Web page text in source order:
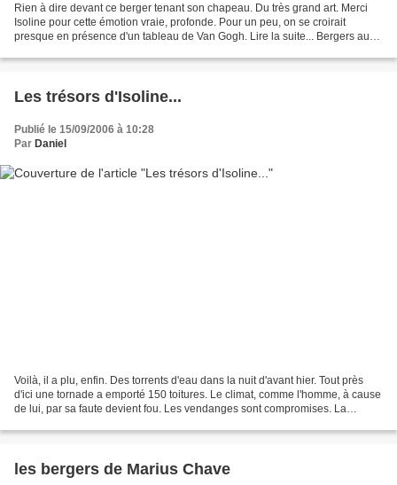
Rien à dire devant ce berger tenant son chapeau. Du très grand art. Merci
Isoline pour cette émotion vraie, profonde. Pour un peu, on se croirait
presque en présence d'un tableau de Van Gogh. Lire la suite... Bergers au
Les trésors d'Isoline...
Publié le 15/09/2006 à 10:28
Par Daniel
Voilà, il a plu, enfin. Des torrents d'eau dans la nuit d'avant hier. Tout près
d'ici une tornade a emporté 150 toitures. Le climat, comme l'homme, à cause
de lui, par sa faute devient fou. Les vendanges sont compromises. La
les bergers de Marius Chave